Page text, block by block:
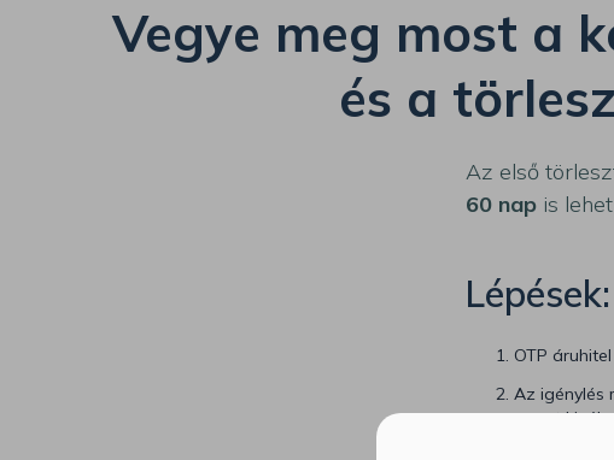
Vegye meg most a
és a
Az első
60 napis lehet
Lépések:
OTP
Az igénylés
napot